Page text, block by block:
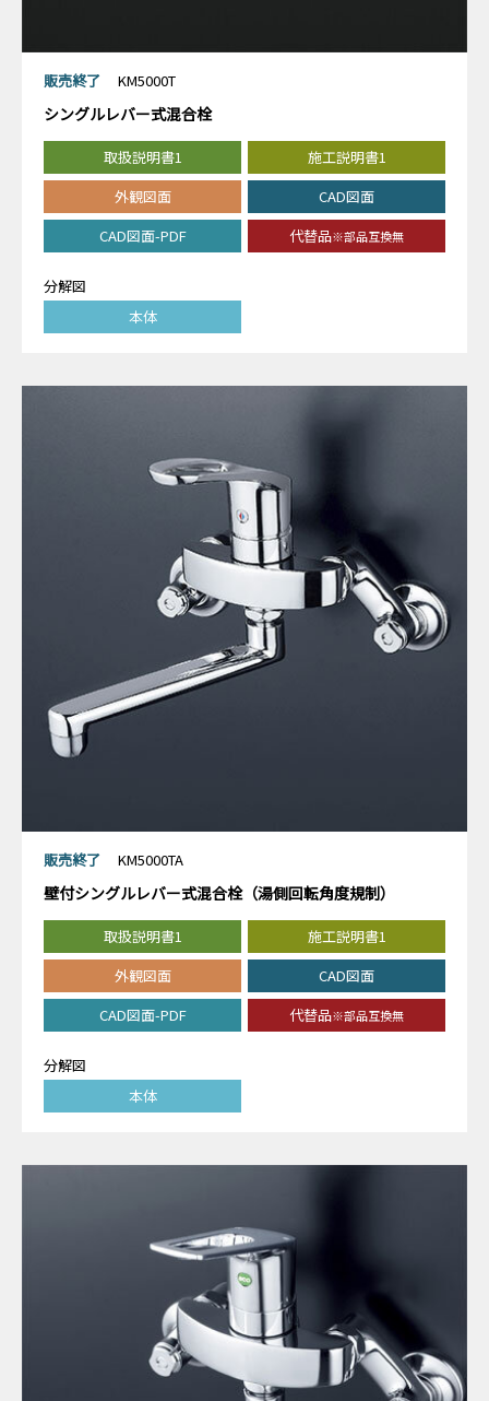
販売終了 KM5000T
シングルレバー式混合栓
取扱説明書1
施工説明書1
外観図面
CAD図面
CAD図面-PDF
代替品※部品互換無
分解図
本体
販売終了 KM5000TA
壁付シングルレバー式混合栓（湯側回転角度規制）
取扱説明書1
施工説明書1
外観図面
CAD図面
CAD図面-PDF
代替品※部品互換無
分解図
本体